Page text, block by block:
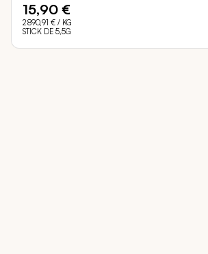
15,90 €
2 890,91 € / KG
STICK DE 5,5G